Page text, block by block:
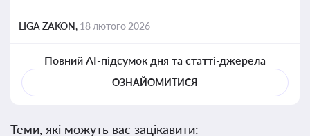
LIGA ZAKON, 18 лютого 2026
Повний AI-підсумок дня та статті-джерела
ОЗНАЙОМИТИСЯ
Теми, які можуть вас зацікавити: